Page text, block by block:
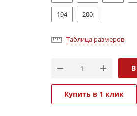
194 200
Таблица размеров
Купить в 1 клик